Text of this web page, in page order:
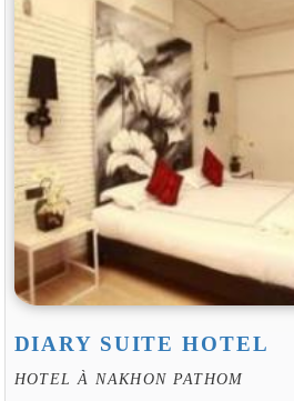
DIARY SUITE HOTEL
HOTEL À NAKHON PATHOM